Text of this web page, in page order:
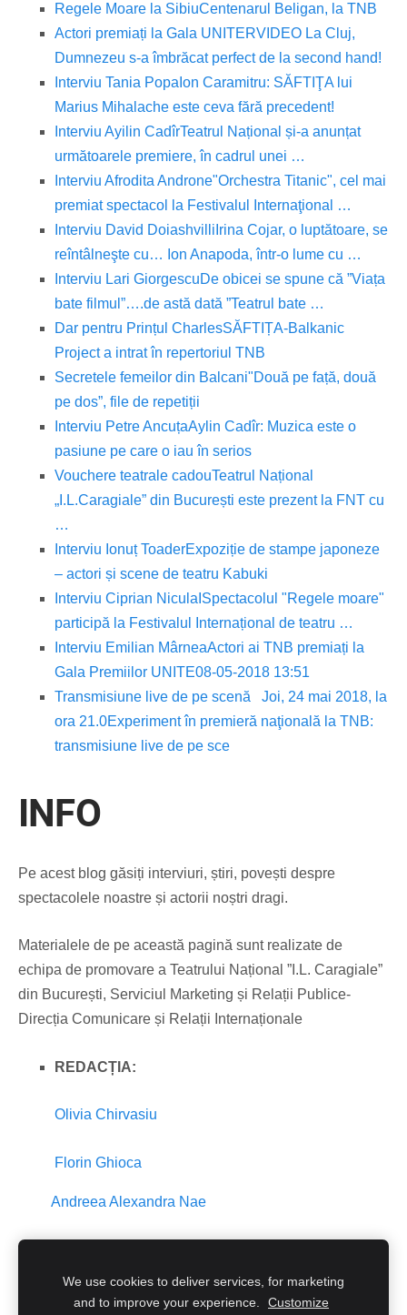
Regele Moare la SibiuCentenarul Beligan, la TNB
Actori premiați la Gala UNITERVIDEO La Cluj,
Dumnezeu s-a îmbrăcat perfect de la second hand!
Interviu Tania Popa Ion Caramitru: SĂFTIŢA lui
Marius Mihalache este ceva fără precedent!
Interviu Ayilin CadîrTeatrul Național și-a anunțat
următoarele premiere, în cadrul unei …
Interviu Afrodita Androne"Orchestra Titanic", cel mai
premiat spectacol la Festivalul Internaţional …
Interviu David Doiashvilli Irina Cojar, o luptătoare, se
reîntâlneşte cu… Ion Anapoda, într-o lume cu …
Interviu Lari GiorgescuDe obicei se spune că ”Viața
bate filmul”….de astă dată ”Teatrul bate …
Dar pentru Prințul CharlesSĂFTIȚA-Balkanic
Project a intrat în repertoriul TNB
Secretele femeilor din Balcani"Două pe față, două
pe dos”, file de repetiții
Interviu Petre AncuțaAylin Cadîr: Muzica este o
pasiune pe care o iau în serios
Vouchere teatrale cadouTeatrul Național
„I.L.Caragiale” din București este prezent la FNT cu
…
Interviu Ionuț ToaderExpoziție de stampe japoneze
– actori și scene de teatru Kabuki
Interviu Ciprian Nicula ISpectacolul "Regele moare"
participă la Festivalul Internațional de teatru …
Interviu Emilian MârneaActori ai TNB premiați la
Gala Premiilor UNITE08-05-2018 13:51
Transmisiune live de pe scenă
Joi, 24 mai 2018, la
ora 21.0Experiment în premieră naţională la TNB:
transmisiune live de pe sce
INFO
Pe acest blog găsiți interviuri, știri, povești despre
spectacolele noastre și actorii noștri dragi.
Materialele de pe această pagină sunt realizate de
echipa de promovare a Teatrului Național ”I.L. Caragiale”
din București, Serviciul Marketing și Relații Publice-
Direcția Comunicare și Relații Internaționale
REDACȚIA:
Olivia Chirvasiu
Florin Ghioca
Andreea Alexandra Nae
Cookies
We use cookies to deliver services, for marketing
and to improve your experience.
Customize